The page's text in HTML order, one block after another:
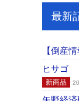
最新
【倒産
ヒサゴ
新商品